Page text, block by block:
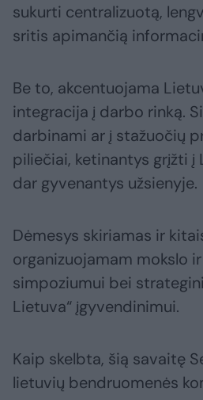
sukurti centralizuotą,
sritis apimančią
Be to, akcentuojama
integracija į darbo rinką.
darbinami ar į stažuočių
piliečiai, ketinantys grįžti į
dar gyvenantys užsienyje.
Dėmesys skiriamas ir
organizuojamam mokslo
simpoziumui bei
Lietuva“ įgyvendinimui.
Kaip skelbta, šią savaitę
lietuvių bendruomenės